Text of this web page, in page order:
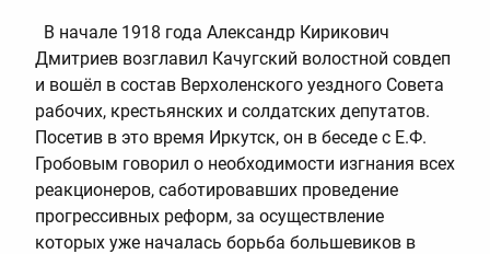
В начале 1918 года Александр Кирикович
Дмитриев возглавил Качугский волостной совдеп
и вошёл в состав Верхоленского уездного Совета
рабочих, крестьянских и солдатских депутатов.
Посетив в это время Иркутск, он в беседе с Е.Ф.
Гробовым говорил о необходимости изгнания всех
реакционеров, саботировавших проведение
прогрессивных реформ, за осуществление
которых уже началась борьба большевиков в